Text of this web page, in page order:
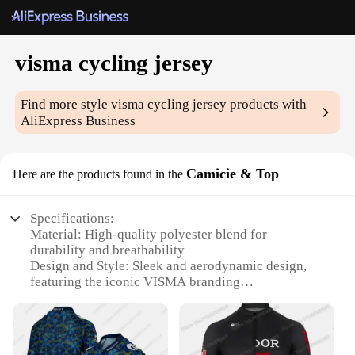
visma cycling jersey
Find more stylevisma cycling jersey products with
AliExpress Business
Here are the products found in the Camicie & Top
Specifications:
Material: High-quality polyester blend for
durability and breathability
Design and Style: Sleek and aerodynamic design,
featuring the iconic VISMA branding
seeking performance and style
Typical Adaptive Scenario: Suitable for road
cycling, mountain biking, and other cycling